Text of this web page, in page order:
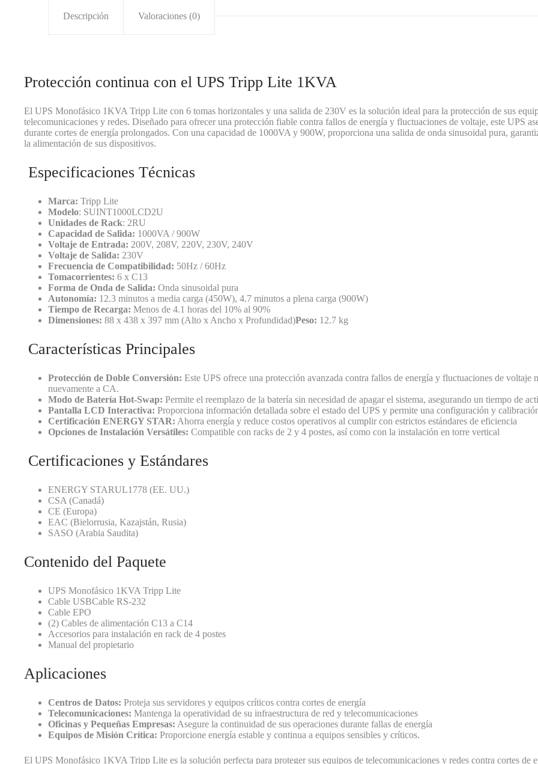
Descripción Valoraciones (0)
Protección continua con el UPS Tripp Lite 1KVA
El UPS Monofásico 1KVA Tripp Lite con 6 tomas horizontales y una salida de 230V es la solución ideal para la protección de sus
telecomunicaciones y redes. Diseñado para ofrecer una protección fiable contra fallos de energía y fluctuaciones de voltaje, este UPS
durante cortes de energía prolongados. Con una capacidad de 1000VA y 900W, proporciona una salida de onda sinusoidal pura,
la alimentación de sus dispositivos.
Especificaciones Técnicas
Marca: Tripp Lite
Modelo: SUINT1000LCD2U
Unidades de Rack: 2RU
Capacidad de Salida: 1000VA / 900W
Voltaje de Entrada: 200V, 208V, 220V, 230V, 240V
Voltaje de Salida: 230V
Frecuencia de Compatibilidad: 50Hz / 60Hz
Tomacorrientes: 6 x C13
Forma de Onda de Salida: Onda sinusoidal pura
Autonomía: 12.3 minutos a media carga (450W), 4.7 minutos a plena carga (900W)
Tiempo de Recarga: Menos de 4.1 horas del 10% al 90%
Dimensiones: 88 x 438 x 397 mm (Alto x Ancho x Profundidad)Peso: 12.7 kg
Características Principales
Protección de Doble Conversión: Este UPS ofrece una protección avanzada contra fallos de energía y fluctuaciones de
nuevamente a CA.
Modo de Batería Hot-Swap: Permite el reemplazo de la batería sin necesidad de apagar el sistema, asegurando un tiempo de
Pantalla LCD Interactiva: Proporciona información detallada sobre el estado del UPS y permite una configuración y
Certificación ENERGY STAR: Ahorra energía y reduce costos operativos al cumplir con estrictos estándares de eficiencia
Opciones de Instalación Versátiles: Compatible con racks de 2 y 4 postes, así como con la instalación en torre vertical
Certificaciones y Estándares
ENERGY STARUL1778 (EE. UU.)
CSA (Canadá)
CE (Europa)
EAC (Bielorrusia, Kazajstán, Rusia)
SASO (Arabia Saudita)
Contenido del Paquete
UPS Monofásico 1KVA Tripp Lite
Cable USBCable RS-232
Cable EPO
(2) Cables de alimentación C13 a C14
Accesorios para instalación en rack de 4 postes
Manual del propietario
Aplicaciones
Centros de Datos: Proteja sus servidores y equipos críticos contra cortes de energía
Telecomunicaciones: Mantenga la operatividad de su infraestructura de red y telecomunicaciones
Oficinas y Pequeñas Empresas: Asegure la continuidad de sus operaciones durante fallas de energía
Equipos de Misión Crítica: Proporcione energía estable y continua a equipos sensibles y críticos.
El UPS Monofásico 1KVA Tripp Lite es la solución perfecta para proteger sus equipos de telecomunicaciones y redes contra cortes de